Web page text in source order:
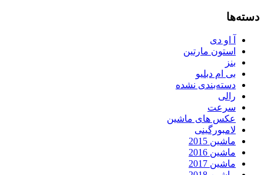
دسته‌ها
آ او دی
استون مارتین
بنز
بی ام دبلیو
دسته‌بندی نشده
رالی
سرعت
عکس های ماشین
لامبورگینی
ماشین 2015
ماشین 2016
ماشین 2017